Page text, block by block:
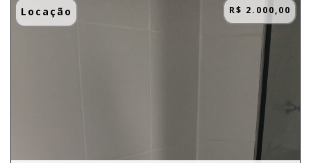
Locação R$ 2.000,00